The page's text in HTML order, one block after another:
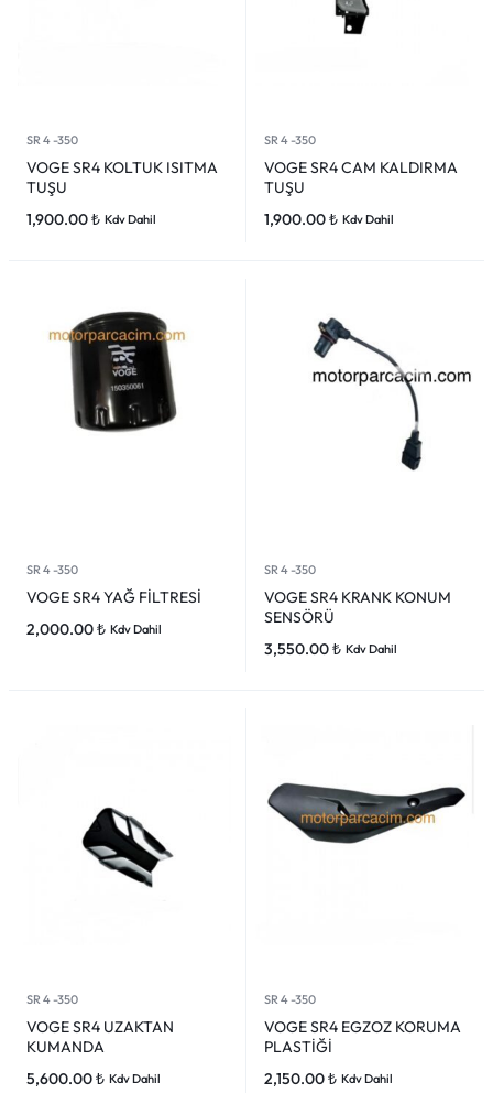
SR 4 -350
VOGE SR4 KOLTUK ISITMA
TUŞU
1,900.00₺ Kdv Dahil
SR 4 -350
VOGE SR4 CAM KALDIRMA
TUŞU
1,900.00₺ Kdv Dahil
SR 4 -350
VOGE SR4 YAĞ FİLTRESİ
2,000.00₺ Kdv Dahil
SR 4 -350
VOGE SR4 KRANK KONUM
SENSÖRÜ
3,550.00₺ Kdv Dahil
SR 4 -350
VOGE SR4 UZAKTAN
KUMANDA
5,600.00₺ Kdv Dahil
SR 4 -350
VOGE SR4 EGZOZ KORUMA
PLASTİĞİ
2,150.00₺ Kdv Dahil